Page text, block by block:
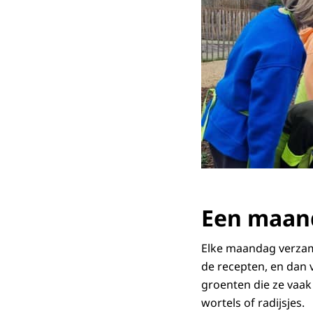
Een
Elke maandag
de recepten, en dan
groenten die ze
wortels of radijsjes.